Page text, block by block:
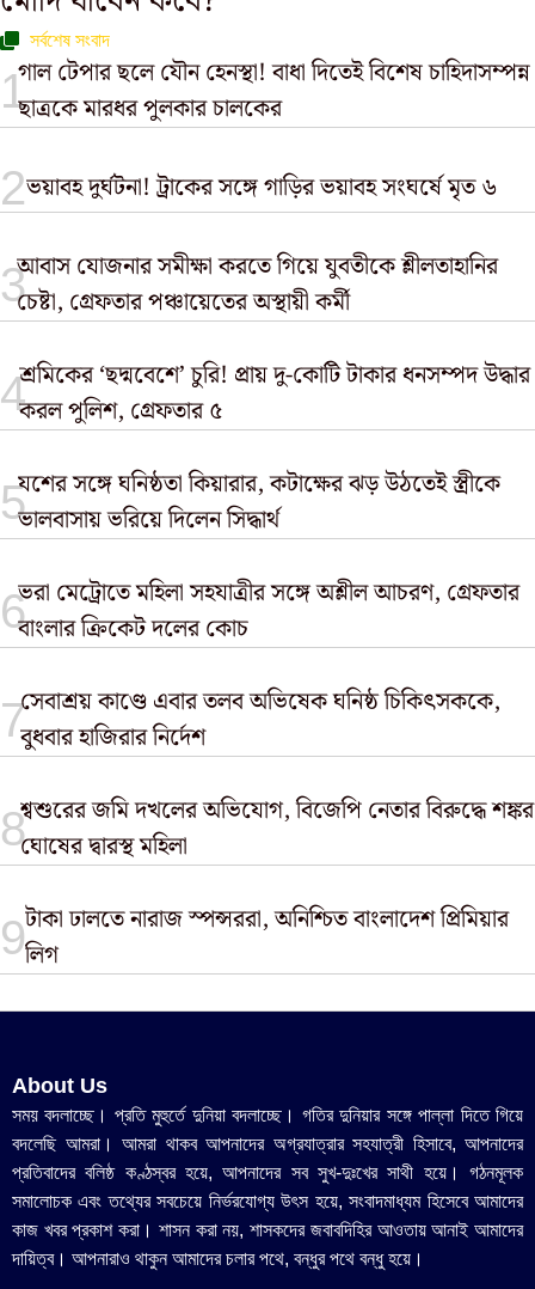
সর্বশেষ সংবাদ
গাল টেপার ছলে যৌন হেনস্থা! বাধা দিতেই বিশেষ চাহিদাসম্পন্ন
ছাত্রকে মারধর পুলকার চালকের
ভয়াবহ দুর্ঘটনা! ট্রাকের সঙ্গে গাড়ির ভয়াবহ সংঘর্ষে মৃত ৬
আবাস যোজনার সমীক্ষা করতে গিয়ে যুবতীকে শ্লীলতাহানির
চেষ্টা, গ্রেফতার পঞ্চায়েতের অস্থায়ী কর্মী
শ্রমিকের ‘ছদ্মবেশে’ চুরি! প্রায় দু-কোটি টাকার ধনসম্পদ উদ্ধার
করল পুলিশ, গ্রেফতার ৫
যশের সঙ্গে ঘনিষ্ঠতা কিয়ারার, কটাক্ষের ঝড় উঠতেই স্ত্রীকে
ভালবাসায় ভরিয়ে দিলেন সিদ্ধার্থ
ভরা মেট্রোতে মহিলা সহযাত্রীর সঙ্গে অশ্লীল আচরণ, গ্রেফতার
বাংলার ক্রিকেট দলের কোচ
সেবাশ্রয় কাণ্ডে এবার তলব অভিষেক ঘনিষ্ঠ চিকিৎসককে,
বুধবার হাজিরার নির্দেশ
শ্বশুরের জমি দখলের অভিযোগ, বিজেপি নেতার বিরুদ্ধে শঙ্কর
ঘোষের দ্বারস্থ মহিলা
টাকা ঢালতে নারাজ স্পন্সররা, অনিশ্চিত বাংলাদেশ প্রিমিয়ার
লিগ
About Us
সময় বদলাচ্ছে। প্রতি মুহুর্তে দুনিয়া বদলাচ্ছে। গতির দুনিয়ার সঙ্গে পাল্লা দিতে গিয়ে
বদলেছি আমরা। আমরা থাকব আপনাদের অগ্রযাত্রার সহযাত্রী হিসাবে, আপনাদের
প্রতিবাদের বলিষ্ঠ কণ্ঠস্বর হয়ে, আপনাদের সব সুখ-দুঃখের সাথী হয়ে। গঠনমূলক
সমালোচক এবং তথ্যের সবচেয়ে নির্ভরযোগ্য উ‍ৎস হয়ে, সংবাদমাধ্যম হিসেবে আমাদের
কাজ খবর প্রকাশ করা। শাসন করা নয়, শাসকদের জবাবদিহির আওতায় আনাই আমাদের
দায়িত্ব। আপনারাও থাকুন আমাদের চলার পথে, বন্ধুর পথে বন্ধু হয়ে।